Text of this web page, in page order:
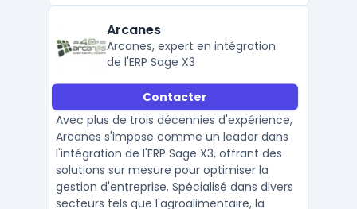
Arcanes
Arcanes, expert en intégration
de l'ERP Sage X3
Contacter
Avec plus de trois décennies d'expérience,
Arcanes s'impose comme un leader dans
l'intégration de l'ERP Sage X3, offrant des
solutions sur mesure pour optimiser la
gestion d'entreprise. Spécialisé dans divers
secteurs tels que l'agroalimentaire, la